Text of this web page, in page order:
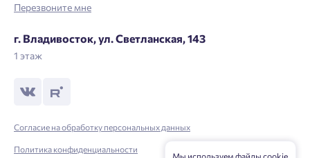
Перезвоните мне
г. Владивосток, ул. Светланская, 143
1 этаж
Согласие на обработку персональных данных
Политика конфиденциальности
Мы используем файлы cookie